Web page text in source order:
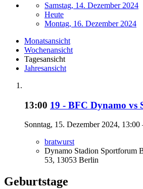
Samstag, 14. Dezember 2024
Heute
Montag, 16. Dezember 2024
Monatsansicht
Wochenansicht
Tagesansicht
Jahresansicht
13:00 19 - BFC Dynamo vs
Sonntag, 15. Dezember 2024, 13:00
bratwurst
Dynamo Stadion Sportforum
53, 13053 Berlin
Geburtstage